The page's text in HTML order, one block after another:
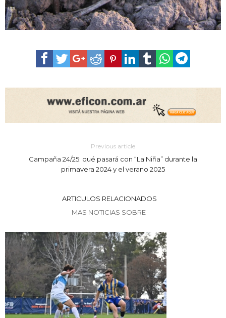
Previous article
Campaña 24/25: qué pasará con “La Niña” durante la
primavera 2024 y el verano 2025
ARTICULOS RELACIONADOS
MAS NOTICIAS SOBRE